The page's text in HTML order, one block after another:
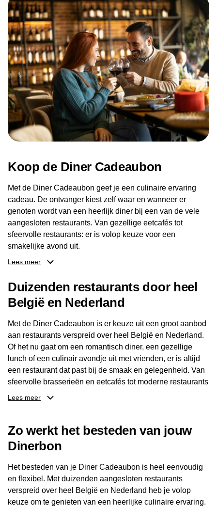
Koop de Diner Cadeaubon
Met de Diner Cadeaubon geef je een culinaire ervaring
cadeau. De ontvanger kiest zelf waar en wanneer er
genoten wordt van een heerlijk diner bij een van de vele
aangesloten restaurants. Van gezellige eetcafés tot
sfeervolle restaurants: er is volop keuze voor een
smakelijke avond uit.
ontvanger eenvoudig een locatie kiezen die past bij de
smaak en gelegenheid. Zo geeft de Diner Cadeaubon niet
alleen een diner, maar ook een gezellig moment om
Lees meer
Duizenden restaurants door heel
België en Nederland
Met de Diner Cadeaubon is er keuze uit een groot aanbod
aan restaurants verspreid over heel België en Nederland.
Of het nu gaat om een romantisch diner, een gezellige
lunch of een culinair avondje uit met vrienden, er is altijd
een restaurant dat past bij de smaak en gelegenheid. Van
sfeervolle brasserieën en eetcafés tot moderne restaurants
en gastronomische locaties: er is voor ieder wat wils.
buurt, bijvoorbeeld in Brussel, Antwerpen, Gent of Brugge.
De ontvanger kiest zelf waar en wanneer er wordt genoten
van deze culinaire ervaring. Zo is de Diner Cadeaubon
niet alleen een diner, maar een bijzondere belevenis.
Lees meer
Zo werkt het besteden van jouw
Dinerbon
Het besteden van je Diner Cadeaubon is heel eenvoudig
en flexibel. Met duizenden aangesloten restaurants
verspreid over heel België en Nederland heb je volop
keuze om te genieten van een heerlijke culinaire ervaring.